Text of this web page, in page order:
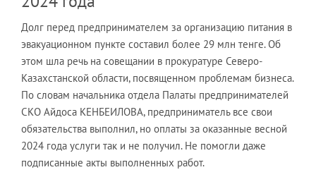
Долг перед предпринимателем за организацию питания в
эвакуационном пункте составил более 29 млн тенге. Об
этом шла речь на совещании в прокуратуре Северо-
Казахстанской области, посвященном проблемам бизнеса.
По словам начальника отдела Палаты предпринимателей
СКО Айдоса КЕНБЕИЛОВА, предприниматель все свои
обязательства выполнил, но оплаты за оказанные весной
2024 года услуги так и не получил. Не помогли даже
подписанные акты выполненных работ.